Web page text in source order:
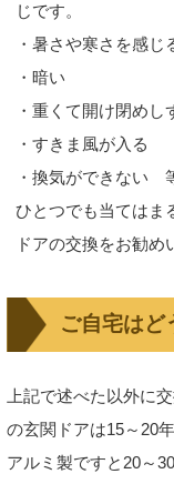
じです。
・暑さや寒さを感じ
・暗い
・重くて開け閉めし
・すきま風が入る
・換気ができない
ひとつでも当てはま
ドアの交換をお勧め
ご自宅はど
上記で述べた以外に
の玄関ドアは15～20年
アルミ製ですと20～